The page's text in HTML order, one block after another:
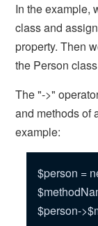
In the example,
class and
property. Then
the Person
The "->"
and methods of
example:
$person =
$person-